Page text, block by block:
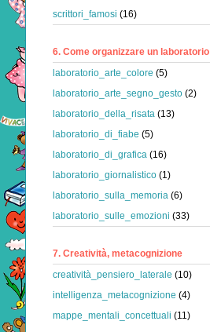
scrittori_famosi (16)
6. Come organizzare un laboratorio
laboratorio_arte_colore (5)
laboratorio_arte_segno_gesto (2)
laboratorio_della_risata (13)
laboratorio_di_fiabe (5)
laboratorio_di_grafica (16)
laboratorio_giornalistico (1)
laboratorio_sulla_memoria (6)
laboratorio_sulle_emozioni (33)
7. Creatività, metacognizione
creatività_pensiero_laterale (10)
intelligenza_metacognizione (4)
mappe_mentali_concettuali (11)